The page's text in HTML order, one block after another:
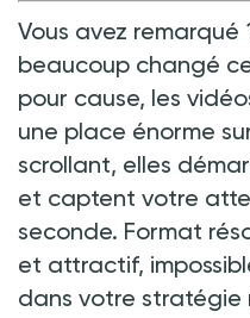
Vous avez remarqué
beaucoup changé
pour cause, les
une place énorme
scrollant, elles
et captent votre
seconde. Format
et attractif,
dans votre stratégie